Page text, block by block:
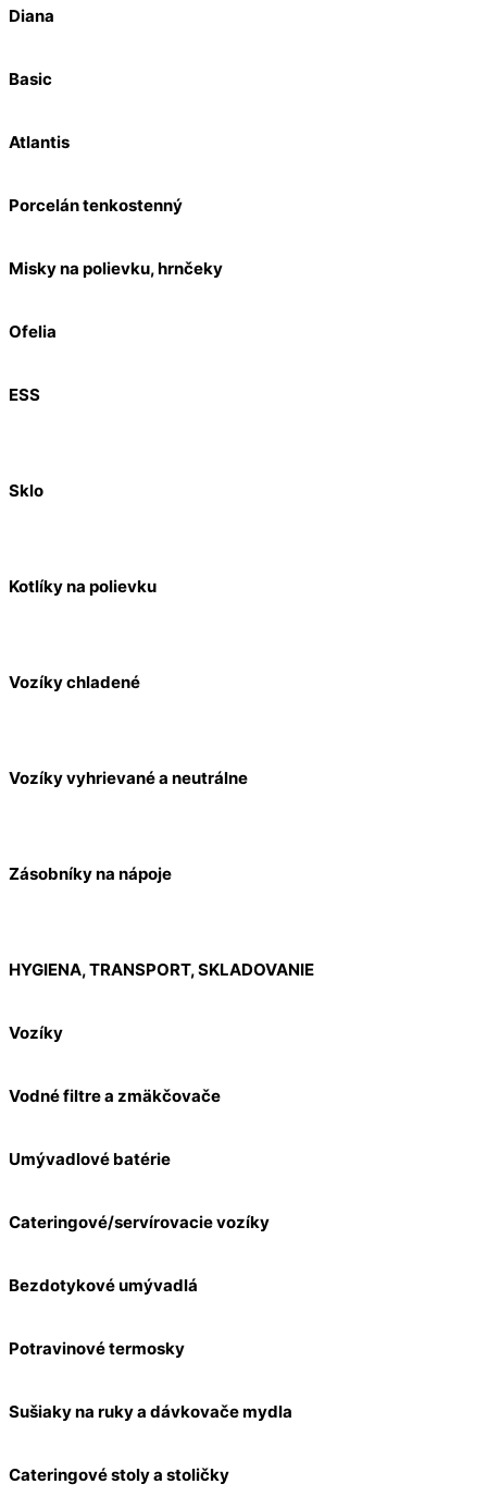
Diana
Basic
Atlantis
Porcelán tenkostenný
Misky na polievku, hrnčeky
Ofelia
ESS
Sklo
Kotlíky na polievku
Vozíky chladené
Vozíky vyhrievané a neutrálne
Zásobníky na nápoje
HYGIENA, TRANSPORT, SKLADOVANIE
Vozíky
Vodné filtre a zmäkčovače
Umývadlové batérie
Cateringové/servírovacie vozíky
Bezdotykové umývadlá
Potravinové termosky
Sušiaky na ruky a dávkovače mydla
Cateringové stoly a stoličky